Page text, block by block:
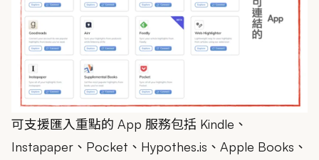
可支援匯入重點的 App 服務包括 Kindle、
Instapaper、Pocket、Hypothes.is、Apple Books、